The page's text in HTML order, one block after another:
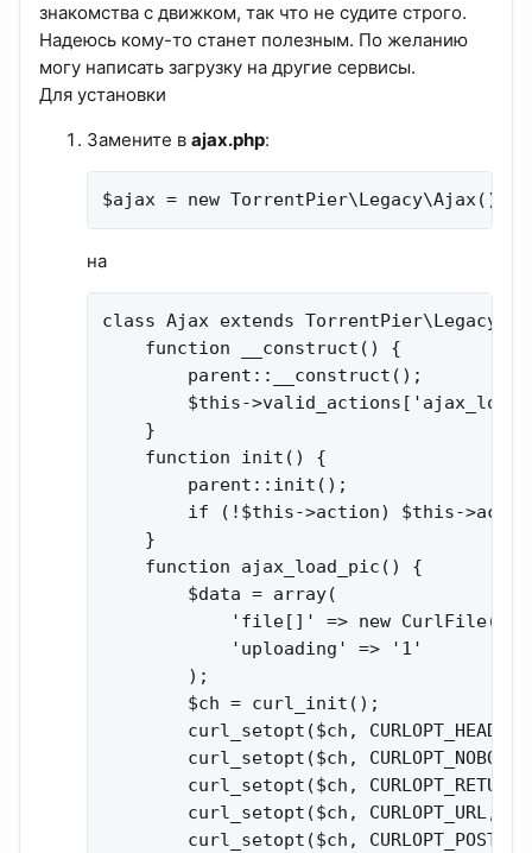
знакомства с движком, так что не судите строго.
Надеюсь кому-то станет полезным. По желанию
могу написать загрузку на другие сервисы.
Для установки
Замените в ajax.php:
$ajax = new TorrentPier\Legacy\Ajax();
на
class Ajax extends
    function __construct() {
        parent::__construct();
$this-
    }
    function init() {
        parent::init();
if (!$this->action) $this-
    }
    function ajax_load_pic() {
        $data = array(
'file[]' => new
            'uploading' => '1'
        );
        $ch = curl_init();
curl_setopt($ch,
curl_setopt($ch,
curl_setopt($ch,
curl_setopt($ch, CURLOPT_URL,
curl_setopt($ch, CURLOPT_POST,